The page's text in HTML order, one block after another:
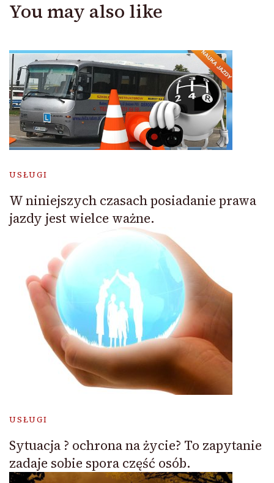
You may also like
USŁUGI
W niniejszych czasach posiadanie prawa
jazdy jest wielce ważne.
USŁUGI
Sytuacja ? ochrona na życie? To zapytanie
zadaje sobie spora część osób.